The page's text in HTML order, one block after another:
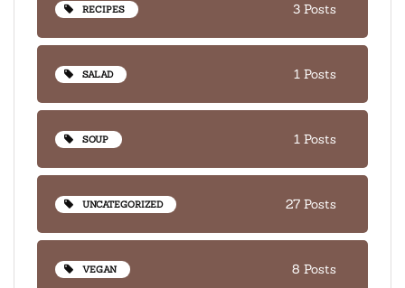
RECIPES 3 Posts
SALAD 1 Posts
SOUP 1 Posts
UNCATEGORIZED 27 Posts
VEGAN 8 Posts